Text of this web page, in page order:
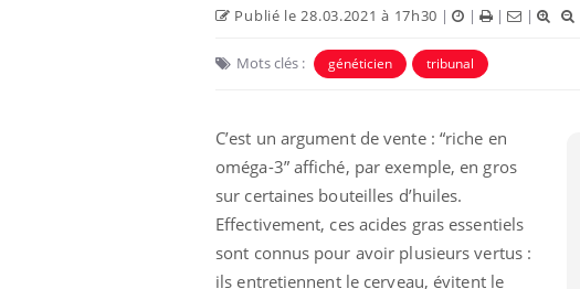
Publié le 28.03.2021 à 17h30 | | | |
Mots clés : généticien tribunal
C’est un argument de vente : “riche en
oméga-3” affiché, par exemple, en gros
sur certaines bouteilles d’huiles.
Effectivement, ces acides gras essentiels
sont connus pour avoir plusieurs vertus :
ils entretiennent le cerveau, évitent le
Mordue par une tique en
vacances, elle reste dans
le coma pendant 42 jours